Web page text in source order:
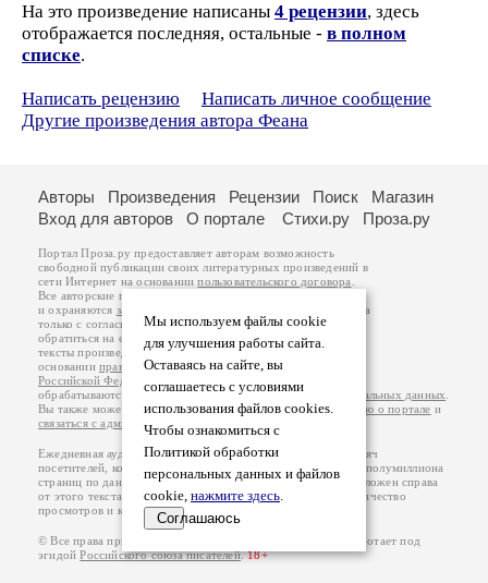
На это произведение написаны 4 рецензии, здесь
отображается последняя, остальные - в полном
списке.
Написать рецензию
Написать личное сообщение
Другие произведения автора Феана
Мы используем файлы cookie
для улучшения работы сайта.
Оставаясь на сайте, вы
соглашаетесь с условиями
использования файлов cookies.
Чтобы ознакомиться с
Политикой обработки
персональных данных и файлов
cookie, нажмите здесь.
Соглашаюсь
Авторы Произведения Рецензии Поиск
Магазин
Вход для авторов
О портале Стихи.ру Проза.ру
Портал Проза.ру предоставляет авторам возможность
свободной публикации своих литературных произведений в
сети Интернет на основаниипользовательского договора
Все авторские права на произведения принадлежат авторам
и охраняются законом
. Перепечатка произведений возможна
только с согласия его автора, к которому вы можете
обратиться на его авторской странице. Ответственность за
тексты произведений авторы несут самостоятельно на
основанииправил публикацииизаконодательства
Российской Федерации
обрабатываются на основанииПолитики обработки персональных данных
Вы также можете посмотреть более подробнуюинформацию о портале и
связаться с администрацией
Ежедневная аудитория портала Проза.ру – порядка 100 тысяч
посетителей, которые в общей сумме просматривают более полумиллиона
страниц по данным счетчика посещаемости, который расположен справа
от этого текста. В каждой графе указано по две цифры: количество
просмотров и количество посетителей.
© Все права принадлежат авторам, 2000-2026. Портал работает под
эгидойРоссийского союза писателей.18+